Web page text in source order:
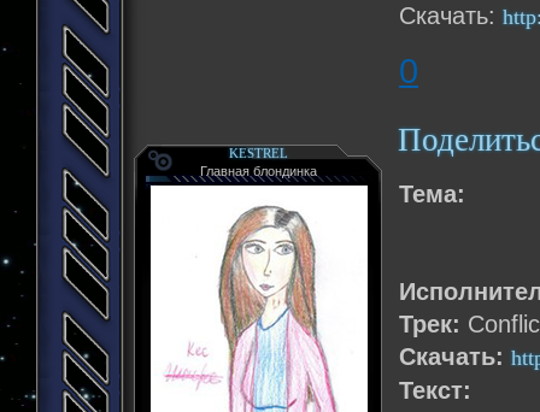
Скачать:
0
KESTREL
Главная блондинка
Тема:
Трек:
Скачать:
Текст: